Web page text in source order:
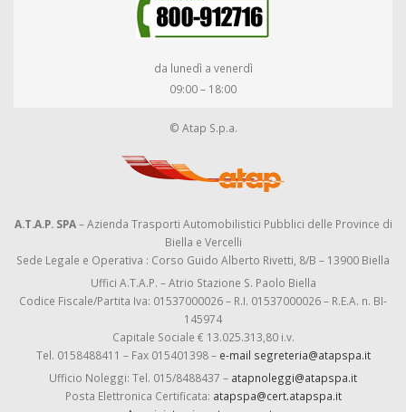
da lunedì a venerdì
09:00 – 18:00
© Atap S.p.a.
A.T.A.P. SPA– Azienda Trasporti Automobilistici Pubblici delle Province di
Biella e Vercelli
Sede Legale e Operativa : Corso Guido Alberto Rivetti, 8/B – 13900 Biella
Uffici A.T.A.P. – Atrio Stazione S. Paolo Biella
Codice Fiscale/Partita Iva: 01537000026 – R.I. 01537000026 – R.E.A. n. BI-
145974
Capitale Sociale € 13.025.313,80 i.v.
Tel. 0158488411 – Fax 015401398 – e-mail segreteria@atapspa.it
Ufficio Noleggi: Tel. 015/8488437 – atapnoleggi@atapspa.it
Posta Elettronica Certificata: atapspa@cert.atapspa.it